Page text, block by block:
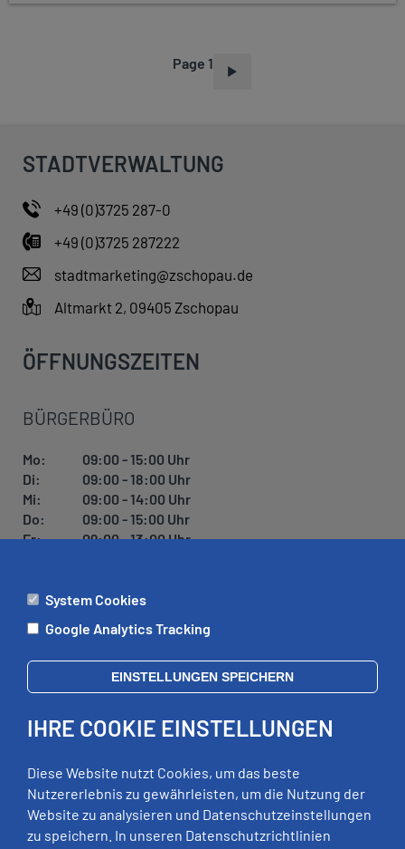
Page 1
STADTVERWALTUNG
+49 (0)3725 287-0
+49 (0)3725 287222
stadtmarketing@zschopau.de
Altmarkt 2, 09405 Zschopau
ÖFFNUNGSZEITEN
BÜRGERBÜRO
Mo:
09:00 - 15:00 Uhr
Di:
09:00 - 18:00 Uhr
Mi:
09:00 - 14:00 Uhr
Do:
09:00 - 15:00 Uhr
Fr:
09:00 - 13:00 Uhr
ÄMTER
Di:
09:00 - 12:00 Uhr, 13:00 - 18:00 Uhr
Mi:
geschlossen
Fr:
09:00 - 12:00 Uhr
RECHTLICHES
System Cookies
Google Analytics Tracking
EINSTELLUNGEN SPEICHERN
IHRE COOKIE EINSTELLUNGEN
Diese Website nutzt Cookies, um das beste
Nutzererlebnis zu gewährleisten, um die Nutzung der
Website zu analysieren und Datenschutzeinstellungen
zu speichern. In unseren Datenschutzrichtlinien